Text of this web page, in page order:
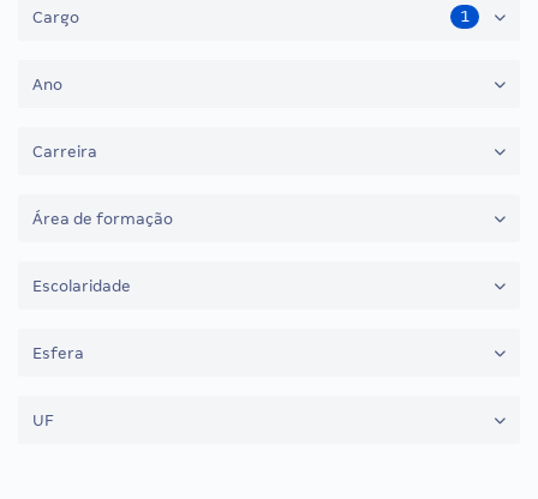
Cargo 1
Ano
Carreira
Área de formação
Escolaridade
Esfera
UF